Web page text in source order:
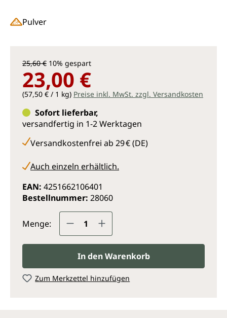
Pulver
25,60 € 10% gespart
23,00 €
(57,50 € / 1 kg) Preise inkl. MwSt. zzgl. Versandkosten
Sofort lieferbar,
versandfertig in 1-2 Werktagen
Versandkostenfrei ab 29 € (DE)
Auch einzeln erhältlich.
EAN: 4251662106401
Bestellnummer: 28060
Menge: Produkt Anzahl: Gib den
In den Warenkorb
Zum Merkzettel hinzufügen